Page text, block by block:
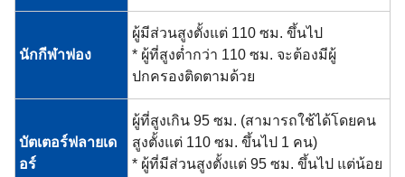
นักกีฬาฟอง
ผู้มีส่วนสูงตั้งแต่ 110 ซม. ขึ้นไป
* ผู้ที่สูงต่ำกว่า 110 ซม. จะต้องมีผู้
ปกครองติดตามด้วย
บัตเตอร์ฟลายเด
อร์
ผู้ที่สูงเกิน 95 ซม. (สามารถใช้ได้โดยคน
สูงตั้งแต่ 110 ซม. ขึ้นไป 1 คน)
* ผู้ที่มีส่วนสูงตั้งแต่ 95 ซม. ขึ้นไป แต่น้อย